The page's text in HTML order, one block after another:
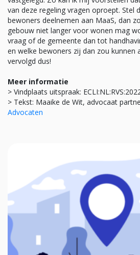
van deze regeling vragen oproept. Stel
bewoners deelnemen aan MaaS, dan
gebouw niet langer voor wonen mag
vraag of de gemeente dan tot
en welke bewoners zij dan zou kunnen
vervolgd dus!
Meer informatie
> Vindplaats uitspraak:
> Tekst: Maaike de Wit, advocaat
Advocaten